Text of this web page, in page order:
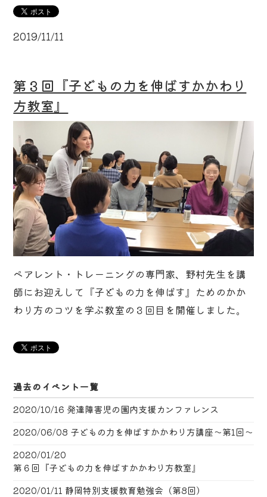
2019/11/11
第３回『子どもの力を伸ばすかかわり
方教室』
ペアレント・トレーニングの専門家、野村先生を講
師にお迎えして『子どもの力を伸ばす』ためのかか
わり方のコツを学ぶ教室の３回目を開催しました。
過去のイベント一覧
2020/10/16 発達障害児の園内支援カンファレンス
2020/06/08 子どもの力を伸ばすかかわり方講座〜第1回〜
2020/01/20
第６回『子どもの力を伸ばすかかわり方教室』
2020/01/11 静岡特別支援教育勉強会（第8回）